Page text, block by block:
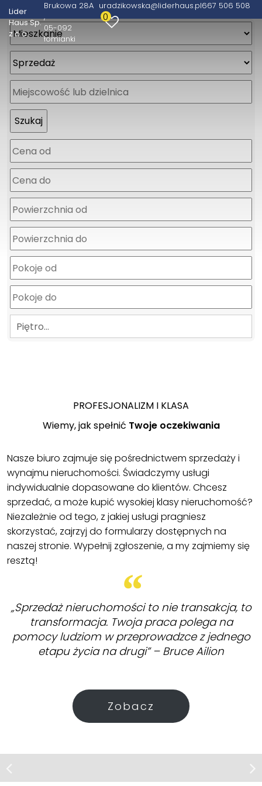
Lider
Haus Sp.
z o.o.
Brukowa 28A
05-092
łomianki
uradzikowska@liderhaus.pl667 506 508
0
Piętro…
PROFESJONALIZM I KLASA
Wiemy, jak spełnić Twoje oczekiwania
Nasze biuro zajmuje się pośrednictwem sprzedaży i
wynajmu nieruchomości. Świadczymy usługi
indywidualnie dopasowane do klientów. Chcesz
sprzedać, a może kupić wysokiej klasy nieruchomość?
Niezależnie od tego, z jakiej usługi pragniesz
skorzystać, zajrzyj do formularzy dostępnych na
naszej stronie. Wypełnij zgłoszenie, a my zajmiemy się
resztą!
„Sprzedaż nieruchomości to nie transakcja, to
transformacja. Twoja praca polega na
pomocy ludziom w przeprowadzce z jednego
etapu życia na drugi” – Bruce Ailion
Zobacz
Kiełpin
Działka budowlana 799 m²,